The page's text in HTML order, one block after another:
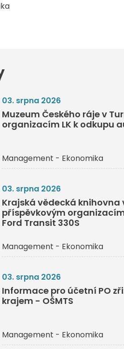
03. srpna 2026
Muzeum Českého ráje v
organizacím LK k odkupu
Management - Ekonomika
03. srpna 2026
Krajská vědecká knihovna
příspěvkovým
Ford Transit 330S
Management - Ekonomika
03. srpna 2026
Informace pro účetní PO
krajem - OŠMTS
Management - Ekonomika